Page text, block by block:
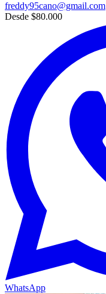
freddy95cano@gmail.com
Desde $80.000
WhatsApp